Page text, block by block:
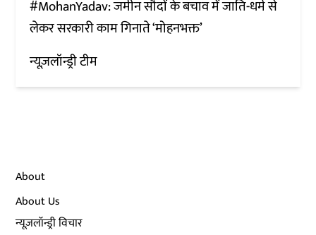
#MohanYadav: जमीन सौदों के बचाव में जाति-धर्म से
लेकर सरकारी काम गिनाते ‘मोहनभक्त’
न्यूज़लॉन्ड्री टीम
About
About Us
न्यूज़लॉन्ड्री विचार